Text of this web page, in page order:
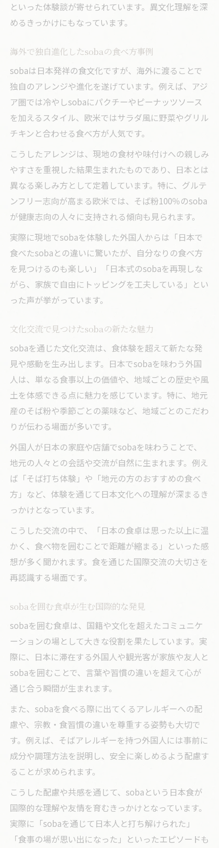
といった体験談が寄せられています。異文化理解を深
めるきっかけにもなっています。
海外で独自進化したsobaの食べ方事例
sobaは日本発祥の食文化ですが、海外に渡ることで
独自のアレンジや進化を遂げています。例えば、アジ
ア圏では冷やしsobaにパクチーやピーナッツソース
を加えるスタイル、欧米ではサラダ風に野菜やグリル
チキンと合わせる食べ方が人気です。
こうしたアレンジは、現地の食材や味付けへの親しみ
やすさを重視した結果生まれたものであり、日本とは
異なる楽しみ方として定着しています。特に、グルテ
ンフリー志向が高まる欧米では、そば粉100％のsoba
が健康志向の人々に支持される傾向も見られます。
実際に現地でsobaを体験した外国人からは「日本で
食べたsobaとの違いに驚いたが、自分なりの食べ方
を見つけるのも楽しい」「日本式のsobaを再現しな
がら、家族で自由にトッピングを工夫している」とい
った声が挙がっています。
文化交流で見つけたsobaの新たな魅力
sobaを通じた文化交流は、食体験を超えて新たな発
見や感動を生み出します。日本でsobaを味わう外国
人は、単なる食事以上の価値や、地域ごとの歴史や風
土を体感できる点に魅力を感じています。特に、地元
産のそば粉や季節ごとの薬味など、地域ごとのこだわ
りが伝わる場面が多いです。
外国人が日本の家庭や店舗でsobaを味わうことで、
地元の人々との会話や交流が自然に生まれます。例え
ば「そば打ち体験」や「地元の方のおすすめの食べ
方」など、体験を通じて日本文化への理解が深まるき
っかけとなっています。
こうした交流の中で、「日本の食卓は思った以上に温
かく、食べ物を囲むことで距離が縮まる」といった感
想が多く聞かれます。食を通じた国際交流の大切さを
再認識する場面です。
sobaを囲む食卓が生む国際的な発見
sobaを囲む食卓は、国籍や文化を超えたコミュニケ
ーションの場として大きな役割を果たしています。実
際に、日本に滞在する外国人や観光客が家族や友人と
sobaを囲むことで、言葉や習慣の違いを超えて心が
通じ合う瞬間が生まれます。
また、sobaを食べる際に出てくるアレルギーへの配
慮や、宗教・食習慣の違いを尊重する姿勢も大切で
す。例えば、そばアレルギーを持つ外国人には事前に
成分や調理方法を説明し、安全に楽しめるよう配慮す
ることが求められます。
こうした配慮や共感を通じて、sobaという日本食が
国際的な理解や友情を育むきっかけとなっています。
実際に「sobaを通じて日本人と打ち解けられた」
「食事の場が思い出になった」といったエピソードも